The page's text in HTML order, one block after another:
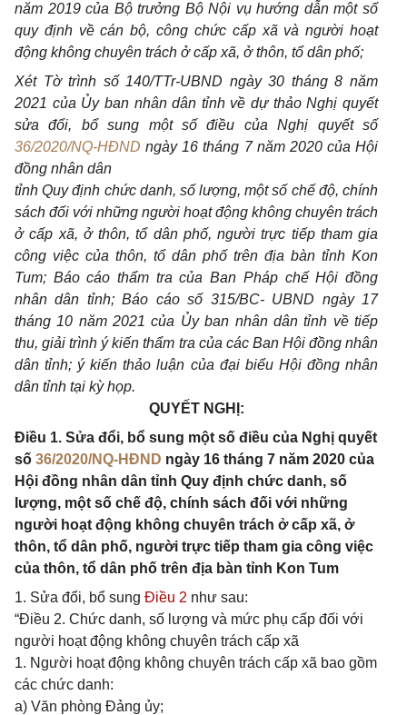
năm 2019 của Bộ trưởng Bộ Nội vụ hướng dẫn một số
quy định về cán bộ, công chức cấp xã và người hoạt
động không chuyên trách ở cấp xã, ở thôn, tổ dân phố;
Xét Tờ trình số 140/TTr-UBND ngày 30 tháng 8 năm
2021 của Ủy ban nhân dân tỉnh về dự thảo Nghị quyết
sửa đổi, bổ sung một số điều của Nghị quyết số
36/2020/NQ-HĐND ngày 16 tháng 7 năm 2020 của Hội
đồng nhân dân
tỉnh Quy định chức danh, số lượng, một số chế độ, chính
sách đối với những người hoạt động không chuyên trách
ở cấp xã, ở thôn, tổ dân phố, người trực tiếp tham gia
công việc của thôn, tổ dân phố trên địa bàn tỉnh Kon
Tum; Báo cáo thẩm tra của Ban Pháp chế Hội đồng
nhân dân tỉnh; Báo cáo số 315/BC- UBND ngày 17
tháng 10 năm 2021 của Ủy ban nhân dân tỉnh về tiếp
thu, giải trình ý kiến thẩm tra của các Ban Hội đồng nhân
dân tỉnh; ý kiến thảo luận của đại biểu Hội đồng nhân
dân tỉnh tại kỳ họp.
QUYẾT NGHỊ:
Điều 1. Sửa đổi, bổ sung một số điều của Nghị quyết
số 36/2020/NQ-HĐND ngày 16 tháng 7 năm 2020 của
Hội đồng nhân dân tỉnh Quy định chức danh, số
lượng, một số chế độ, chính sách đối với những
người hoạt động không chuyên trách ở cấp xã, ở
thôn, tổ dân phố, người trực tiếp tham gia công việc
của thôn, tổ dân phố trên địa bàn tỉnh Kon Tum
1. Sửa đổi, bổ sung Điều 2 như sau:
“Điều 2. Chức danh, số lượng và mức phụ cấp đối với
người hoạt động không chuyên trách cấp xã
1. Người hoạt động không chuyên trách cấp xã bao gồm
các chức danh:
a) Văn phòng Đảng ủy;